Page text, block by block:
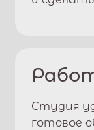
Студия
готовое